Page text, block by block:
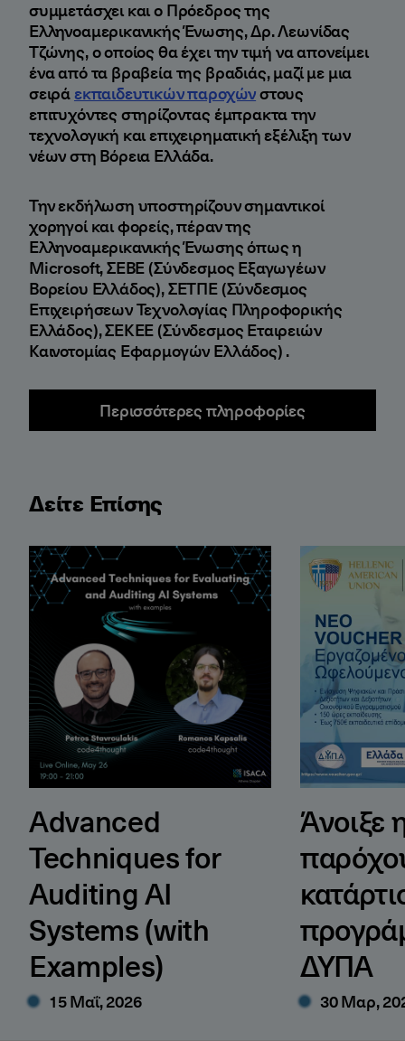
συμμετάσχει και ο Πρόεδρος της
Ελληνοαμερικανικής Ένωσης, Δρ. Λεωνίδας
Τζώνης, ο οποίος θα έχει την τιμή να απονείμει
ένα από τα βραβεία της βραδιάς, μαζί με μια
σειράεκπαιδευτικών παροχώνστους
επιτυχόντες στηρίζοντας έμπρακτα την
τεχνολογική και επιχειρηματική εξέλιξη των
νέων στη Βόρεια Ελλάδα.
Την εκδήλωση υποστηρίζουν σημαντικοί
χορηγοί και φορείς, πέραν της
Ελληνοαμερικανικής Ένωσης όπως η
Microsoft, ΣΕΒΕ (Σύνδεσμος Εξαγωγέων
Βορείου Ελλάδος), ΣΕΤΠΕ (Σύνδεσμος
Επιχειρήσεων Τεχνολογίας Πληροφορικής
Ελλάδος), ΣΕΚΕΕ (Σύνδεσμος Εταιρειών
Καινοτομίας Εφαρμογών Ελλάδος) .
Περισσότερες πληροφορίες
Δείτε Επίσης
Advanced Techniques for Auditing AI Systems
Advanced
Techniques for
Auditing AI
Systems (with
Examples)
15 Μαΐ, 2026
Άνοιξε η
Άνοιξε
ΔΥΠΑ
30 Μαρ,